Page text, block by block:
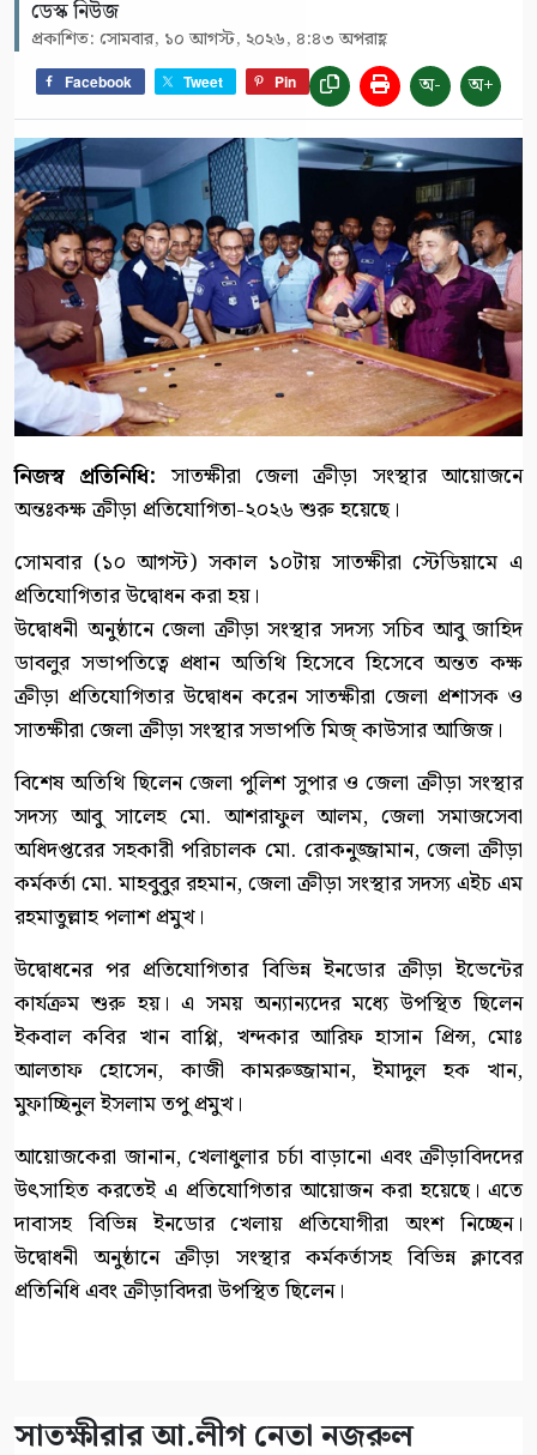
ডেস্ক নিউজ
প্রকাশিত: সোমবার, ১০ আগস্ট, ২০২৬, ৪:৪৩ অপরাহ্ণ
Facebook Tweet Pin অ- অ+
নিজস্ব প্রতিনিধি: সাতক্ষীরা জেলা ক্রীড়া সংস্থার আয়োজনে
অন্তঃকক্ষ ক্রীড়া প্রতিযোগিতা-২০২৬ শুরু হয়েছে।
সোমবার (১০ আগস্ট) সকাল ১০টায় সাতক্ষীরা স্টেডিয়ামে এ
প্রতিযোগিতার উদ্বোধন করা হয়।
উদ্বোধনী অনুষ্ঠানে জেলা ক্রীড়া সংস্থার সদস্য সচিব আবু জাহিদ
ডাবলুর সভাপতিত্বে প্রধান অতিথি হিসেবে হিসেবে অন্তত কক্ষ
ক্রীড়া প্রতিযোগিতার উদ্বোধন করেন সাতক্ষীরা জেলা প্রশাসক ও
সাতক্ষীরা জেলা ক্রীড়া সংস্থার সভাপতি মিজ্ কাউসার আজিজ।
বিশেষ অতিথি ছিলেন জেলা পুলিশ সুপার ও জেলা ক্রীড়া সংস্থার
সদস্য আবু সালেহ মো. আশরাফুল আলম, জেলা সমাজসেবা
অধিদপ্তরের সহকারী পরিচালক মো. রোকনুজ্জামান, জেলা ক্রীড়া
কর্মকর্তা মো. মাহবুবুর রহমান, জেলা ক্রীড়া সংস্থার সদস্য এইচ এম
রহমাতুল্লাহ পলাশ প্রমুখ।
উদ্বোধনের পর প্রতিযোগিতার বিভিন্ন ইনডোর ক্রীড়া ইভেন্টের
কার্যক্রম শুরু হয়। এ সময় অন্যান্যদের মধ্যে উপস্থিত ছিলেন
ইকবাল কবির খান বাপ্পি, খন্দকার আরিফ হাসান প্রিন্স, মোঃ
আলতাফ হোসেন, কাজী কামরুজ্জামান, ইমাদুল হক খান,
মুফাচ্ছিনুল ইসলাম তপু প্রমুখ।
আয়োজকেরা জানান, খেলাধুলার চর্চা বাড়ানো এবং ক্রীড়াবিদদের
উৎসাহিত করতেই এ প্রতিযোগিতার আয়োজন করা হয়েছে। এতে
দাবাসহ বিভিন্ন ইনডোর খেলায় প্রতিযোগীরা অংশ নিচ্ছেন।
উদ্বোধনী অনুষ্ঠানে ক্রীড়া সংস্থার কর্মকর্তাসহ বিভিন্ন ক্লাবের
প্রতিনিধি এবং ক্রীড়াবিদরা উপস্থিত ছিলেন।
সাতক্ষীরার আ.লীগ নেতা নজরুল